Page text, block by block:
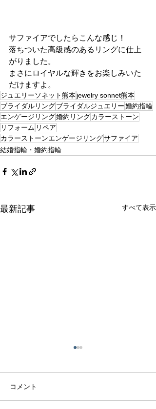
サファイアでしたらこんな感じ！
落ちついた高級感のあるリングに仕上
がりました。
まさにロイヤルな輝きをお楽しみいた
だけますよ。
ジュエリーソネット熊本 jewelry sonnet熊本
ブライダルリングブライダルジュエリー婚約指輪
エンゲージリング婚約リングカラーストーン
リフォーム リペア
カラーストーンエンゲージリングサファイア
結婚指輪・婚約指輪
最新記事 すべて表示
コメント